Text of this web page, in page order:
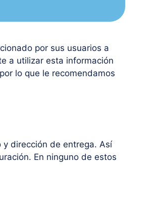
por sus usuarios a
a utilizar esta información
lo que le recomendamos
dirección de entrega. Así
En ninguno de estos